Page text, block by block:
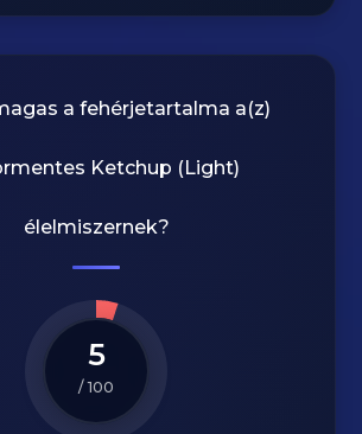
a fehérjetartalma a(z)
Ketchup (Light)
élelmiszernek?
5
/ 100